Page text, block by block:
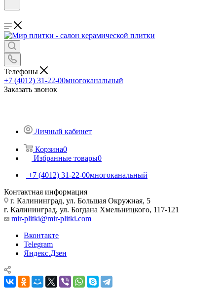
Телефоны
+7 (4012) 31-22-00многоканальный
Заказать звонок
Личный кабинет
Корзина0
Избранные товары0
+7 (4012) 31-22-00многоканальный
Контактная информация
г. Калининград, ул. Большая Окружная, 5
г. Калининград, ул. Богдана Хмельницкого, 117-121
mir-plitki@mir-plitki.com
Вконтакте
Telegram
Яндекс.Дзен